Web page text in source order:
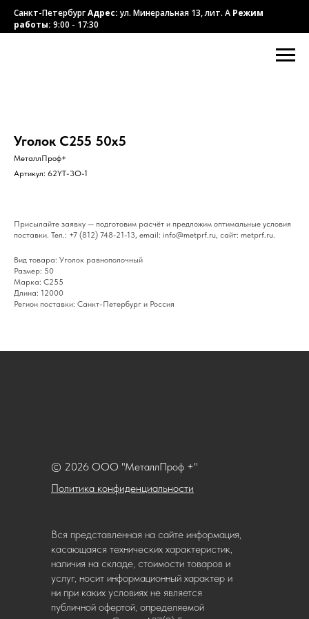
Санкт-ПетербургАдрес:ул. Минеральная 13, лит. А Режим
работы: 9:00 - 17:30
Уголок С255 50х5
МеталлПроф+
Артикул: 62YT-3O-1
Присылайте заявку — подготовим расчёт и предложим оптимальные условия
поставки. Тел.: +7 (812) 748-21-13, email: info@metprf.ru, сайт: metprf.ru.
Вид товара: Уголок равнополочный
Размер: 50
Марка: С255
Длина: 12000
Регион поставки: Санкт-Петербург и Россия
Политика конфиденциальности
© 2026 ООО "МеталлПроф +"
Вся представленная на сайте информация,
касающаяся технических характеристик,
наличия на складе, стоимости товаров и
услуг, носит информационный характер и
ни при каких условиях не является
публичной офертой, определяемой